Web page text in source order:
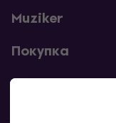
Muziker
Покупка
Полезни